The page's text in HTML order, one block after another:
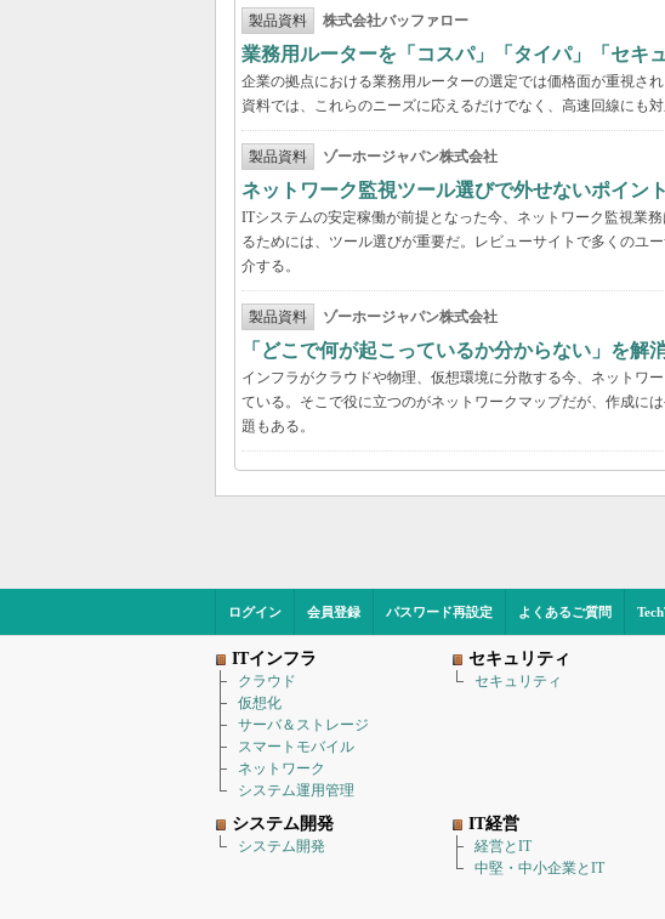
製品資料 株式会社バッファロー
業務用ルーターを「コスパ」「タイパ」「セキ
企業の拠点における業務用ルーターの選定では価格面が重視さ
資料では、これらのニーズに応えるだけでなく、高速回線にも
製品資料 ゾーホージャパン株式会社
ネットワーク監視ツール選びで外せないポイン
ITシステムの安定稼働が前提となった今、ネットワーク監視業
るためには、ツール選びが重要だ。レビューサイトで多くのユ
介する。
製品資料 ゾーホージャパン株式会社
「どこで何が起こっているか分からない」を
インフラがクラウドや物理、仮想環境に分散する今、ネットワ
ている。そこで役に立つのがネットワークマップだが、作成に
題もある。
ログイン 会員登録 パスワード再設定 よくあるご質問
ITインフラ
クラウド
仮想化
サーバ＆ストレージ
スマートモバイル
ネットワーク
システム運用管理
セキュリティ
セキュリティ
システム開発
システム開発
IT経営
経営とIT
中堅・中小企業とIT